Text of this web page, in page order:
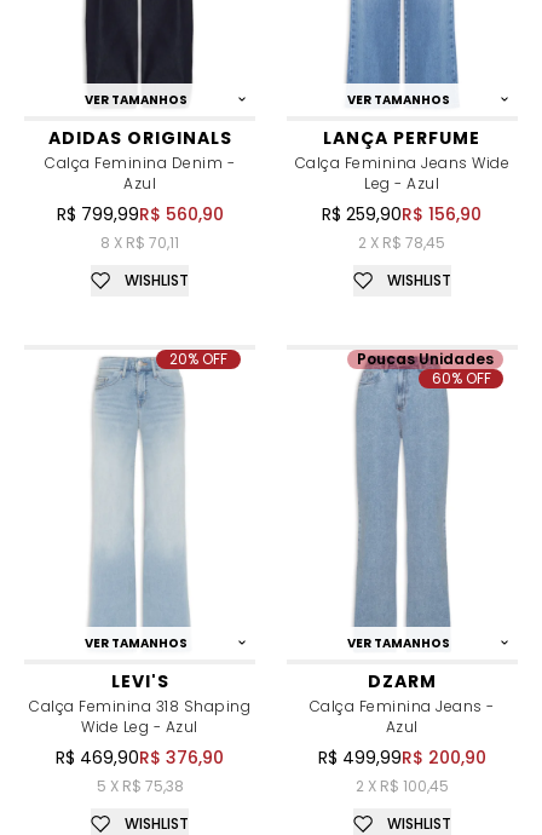
VER TAMANHOS
ADIDAS ORIGINALS
Calça Feminina Denim -
Azul
R$ 799,99R$ 560,90
8 X R$ 70,11
WISHLIST
VER TAMANHOS
LANÇA PERFUME
Calça Feminina Jeans Wide
Leg - Azul
R$ 259,90R$ 156,90
2 X R$ 78,45
WISHLIST
VER TAMANHOS
LEVI'S
Calça Feminina 318 Shaping
Wide Leg - Azul
R$ 469,90R$ 376,90
5 X R$ 75,38
20% OFF
WISHLIST
VER TAMANHOS
DZARM
Calça Feminina Jeans -
Azul
R$ 499,99R$ 200,90
2 X R$ 100,45
Poucas Unidades
60% OFF
WISHLIST